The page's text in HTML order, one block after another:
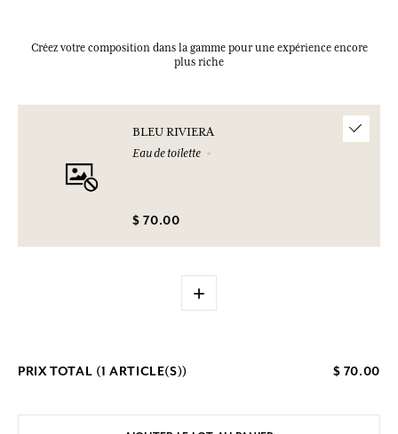
Créez votre composition dans la gamme pour une expérience encore
plus riche
BLEU RIVIERA
Eau de toilette
$ 70.00
+
PRIX TOTAL (1 ARTICLE(S)) $ 70.00